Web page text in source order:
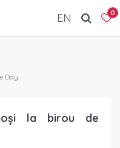
0
EN
Day
la birou de